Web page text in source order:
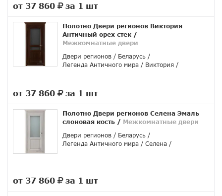
от 37 860
за 1 шт
Полотно Двери регионов Виктория
Античный орех стек /
Межкомнатные двери
Двери регионов
Беларусь
Легенда Античного мира
Виктория
от 37 860
за 1 шт
Полотно Двери регионов Селена Эмаль
слоновая кость / Межкомнатные двери
Двери регионов
Беларусь
Легенда Античного мира
Селена
от 37 860
за 1 шт